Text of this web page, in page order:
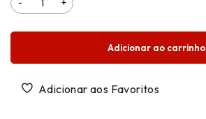
Adicionar ao carrinho